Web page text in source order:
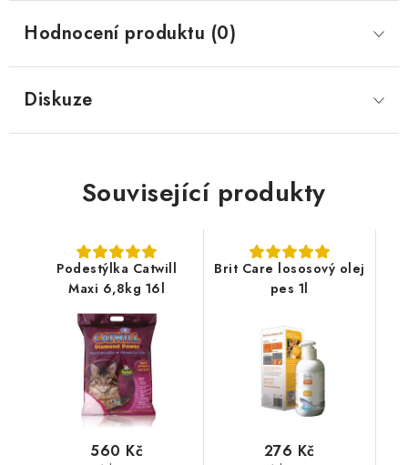
Hodnocení produktu (0)
Diskuze
Související produkty
Podestýlka Catwill
Maxi 6,8kg 16l
560 Kč
Brit Care lososový olej
pes 1l
276 Kč